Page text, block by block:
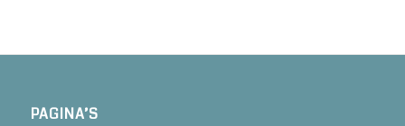
PAGINA’S